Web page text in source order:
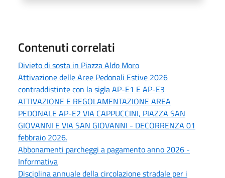
Contenuti correlati
Divieto di sosta in Piazza Aldo Moro
Attivazione delle Aree Pedonali Estive 2026
contraddistinte con la sigla AP-E1 E AP-E3
ATTIVAZIONE E REGOLAMENTAZIONE AREA
PEDONALE AP-E2 VIA CAPPUCCINI, PIAZZA SAN
GIOVANNI E VIA SAN GIOVANNI - DECORRENZA 01
febbraio 2026.
Abbonamenti parcheggi a pagamento anno 2026 -
Informativa
Disciplina annuale della circolazione stradale per i